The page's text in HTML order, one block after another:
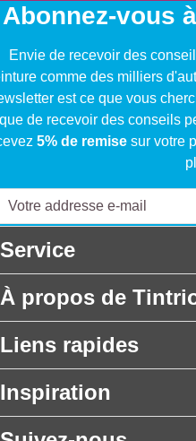
Abonnez-vous
Envie de recevoir des
comme des milliers
est ce que vous
que de recevoir des conseils
5% de remise sur votre
Service
À propos de
Liens rapides
Inspiration